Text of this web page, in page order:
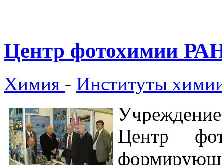
Центр фотохимии
Химия - Институты
Центр